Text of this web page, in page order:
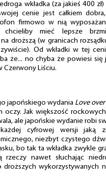
wkładka (za jakieś 400
cenie jest całkiem
firmowo w nią
mieć lepsze
droższą (w granicach
Od wkładki w tej
że... no chyba że powiesi się
Czerwony Liściu.
japońskiego wydania Love
oczy. Jak większość
ale japońskie wydanie robi
cyfrowej wersji jaką
niezbyt czystego
bo tak ta wkładka zwykle
rzeczy nawet słuchając
droższych wykorzystywanych